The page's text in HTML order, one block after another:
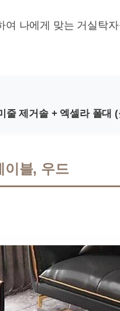
나에게 맞는 거실탁
줄 제거솔 + 엑셀라 폴대
이블, 우드